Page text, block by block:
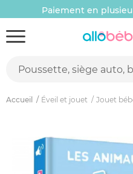
Paiement en
Accueil Éveil et jouet Jouet